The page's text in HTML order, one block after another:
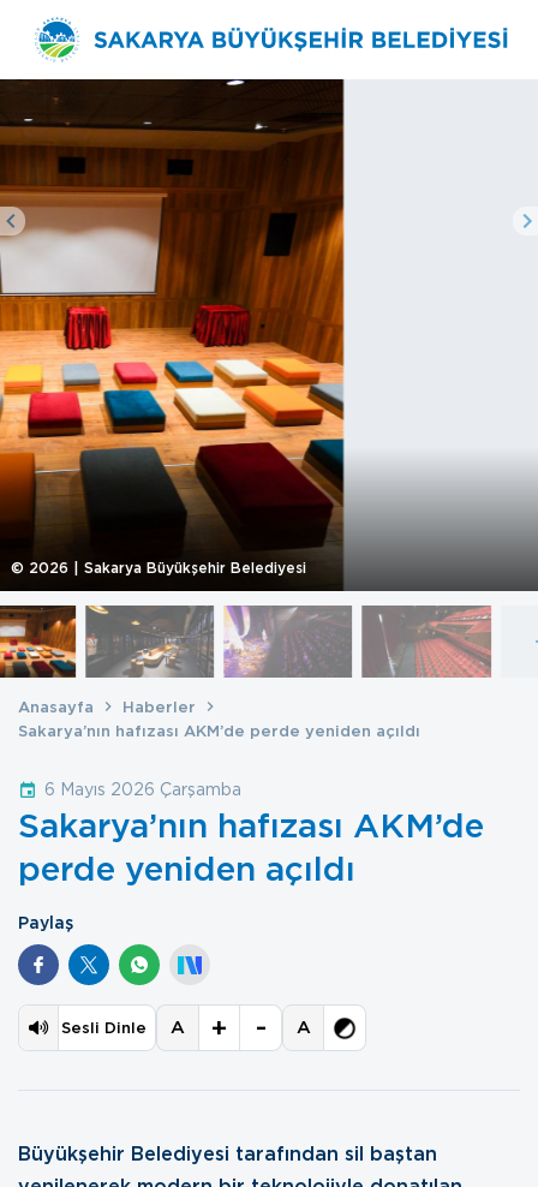
© 2026 | Sakarya Büyükşehir Belediyesi
Anasayfa
Haberler
Sakarya’nın hafızası AKM’de perde yeniden açıldı
6 Mayıs 2026 Çarşamba
Sakarya’nın hafızası AKM’de
perde yeniden açıldı
Paylaş
Sesli Dinle A + - A
Büyükşehir Belediyesi tarafından sil baştan